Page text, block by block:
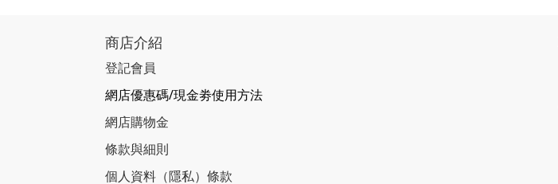
商店介紹
登記會員
網店優惠碼/現金劵使用方法
網店購物金
條款與細則
個人資料（隱私）條款